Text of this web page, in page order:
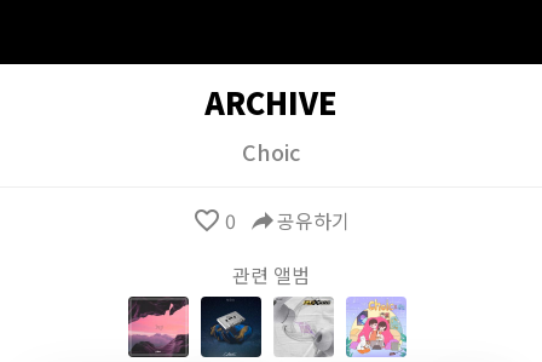
ARCHIVE
Choic
favorite_border 0 reply공유하기
관련 앨범